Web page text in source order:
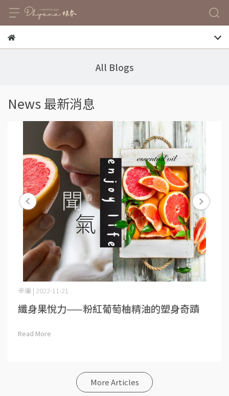
All Blogs
News 最新消息
辛編 | 2022-11-21
纖身果悅力——粉紅葡萄柚精油的塑身奇蹟
Read More
More Articles